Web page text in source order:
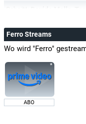
Ferro Streams
Wo wird "Ferro"
ABO